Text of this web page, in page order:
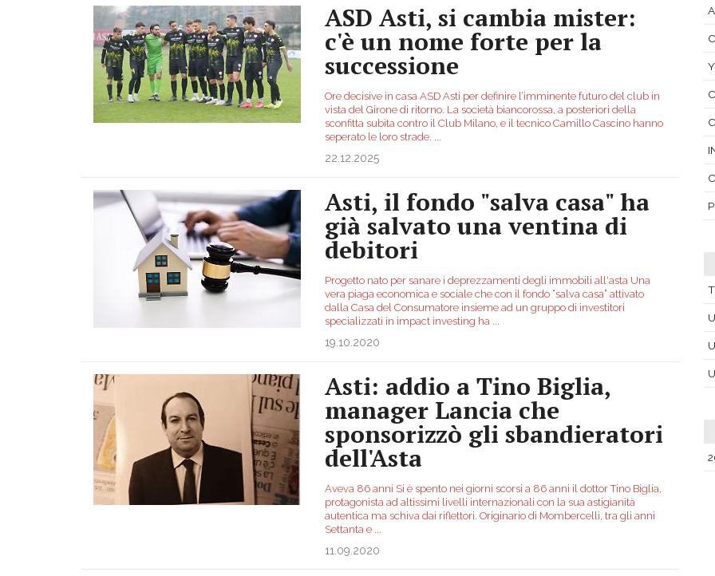
ASD Asti, si cambia mister:
c'è un nome forte per la
successione
Ore decisive in casa ASD Asti per definire l’imminente futuro del club in
vista del Girone di ritorno. La società biancorossa, a posteriori della
sconfitta subìta contro il Club Milano, e il tecnico Camillo Cascino hanno
seperato le loro strade.
22.12.2025
Asti, il fondo "salva casa" ha
già salvato una ventina di
debitori
Progetto nato per sanare i deprezzamenti degli immobili all'asta Una
vera piaga economica e sociale che con il fondo “salva casa” attivato
dalla Casa del Consumatore insieme ad un gruppo di investitori
specializzati in impact investing ha
19.10.2020
Asti: addio a Tino Biglia,
manager Lancia che
sponsorizzò gli sbandieratori
dell'Asta
Aveva 86 anni Si è spento nei giorni scorsi a 86 anni il dottor Tino Biglia,
protagonista ad altissimi livelli internazionali con la sua astigianità
autentica ma schiva dai riflettori. Originario di Mombercelli, tra gli anni
Settanta e
11.09.2020